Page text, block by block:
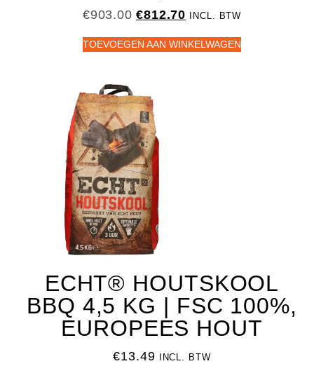
€903.00 €812.70 INCL. BTW
TOEVOEGEN AAN WINKELWAGEN
ECHT® HOUTSKOOL
BBQ 4,5 KG | FSC 100%,
EUROPEES HOUT
€13.49 INCL. BTW